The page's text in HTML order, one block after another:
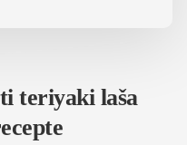
teriyaki laša